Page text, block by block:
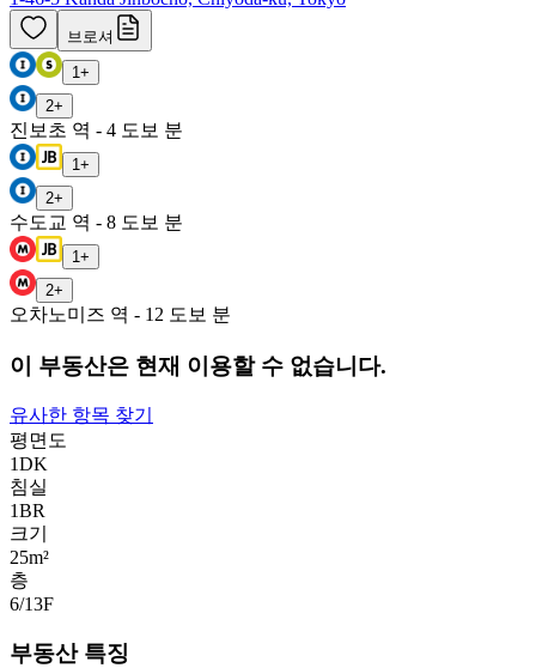
브로셔
1 +
2+
진보초 역 - 4 도보 분
1 +
2+
수도교 역 - 8 도보 분
1 +
2+
오차노미즈 역 - 12 도보 분
이 부동산은 현재 이용할 수 없습니다.
유사한 항목 찾기
평면도
1DK
침실
1BR
크기
25m²
층
6/13F
부동산 특징